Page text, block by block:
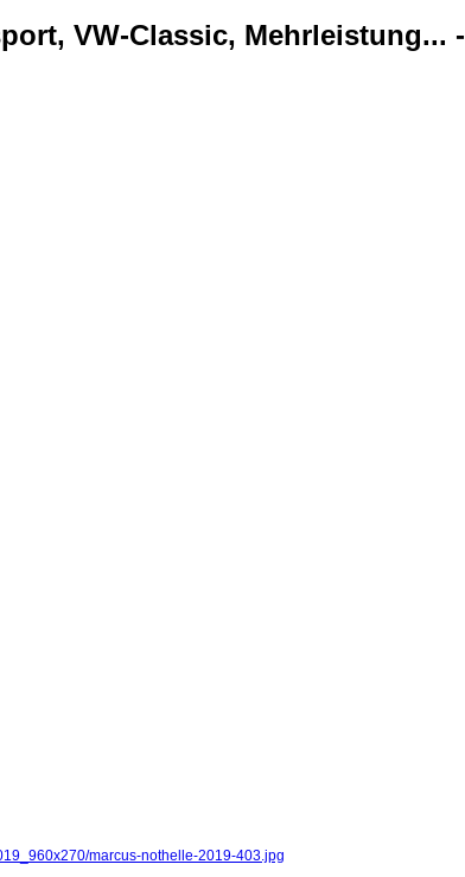
VW-Classic, Mehrleistung... -
marcus-nothelle-2019-403.jpg